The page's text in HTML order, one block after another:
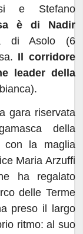
e Stefano
è di Nadir
di Asolo (6
Il corridore
leader della
gara riservata
della
con la maglia
Maria Arzuffi
ha regalato
delle Terme
preso il largo
ritmo: al suo